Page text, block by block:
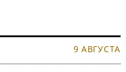
9 АВГУСТА